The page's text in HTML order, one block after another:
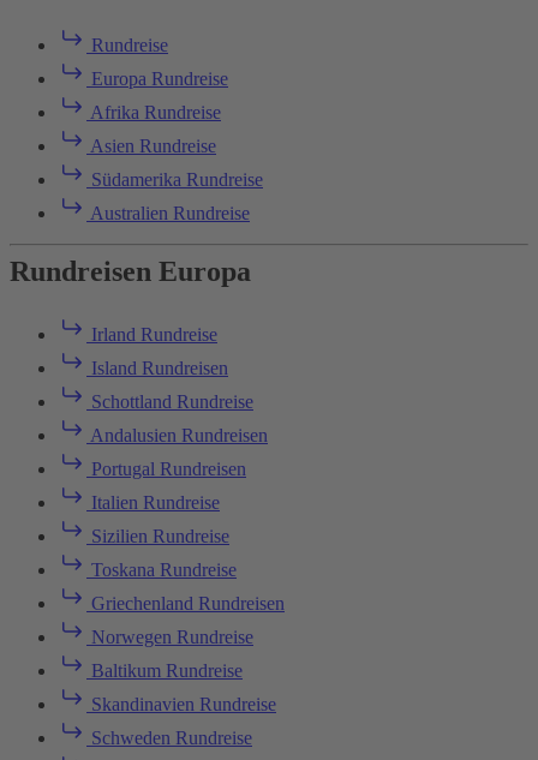
Rundreise
Europa Rundreise
Afrika Rundreise
Asien Rundreise
Südamerika Rundreise
Australien Rundreise
Rundreisen Europa
Irland Rundreise
Island Rundreisen
Schottland Rundreise
Andalusien Rundreisen
Portugal Rundreisen
Italien Rundreise
Sizilien Rundreise
Toskana Rundreise
Griechenland Rundreisen
Norwegen Rundreise
Baltikum Rundreise
Skandinavien Rundreise
Schweden Rundreise